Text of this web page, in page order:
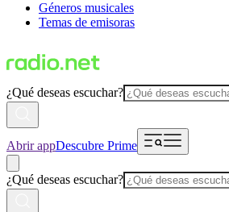
Géneros musicales
Temas de emisoras
¿Qué deseas escuchar?
Abrir appDescubre Prime
¿Qué deseas escuchar?